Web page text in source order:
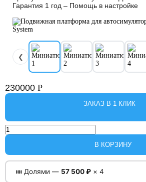
Гарантия 1 год – Помощь в настройке
❮
230000 Р
ЗАКАЗ В 1 КЛИК
Количество
товара
платформа
для
автосимулятора
3DOF
В КОРЗИНУ
Долями — 57 500 ₽× 4